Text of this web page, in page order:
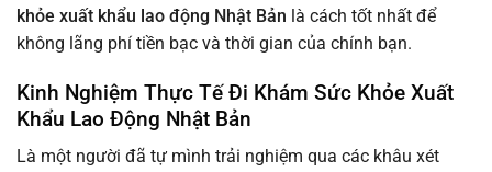
khỏe xuất khẩu lao động Nhật Bản là cách tốt nhất để
không lãng phí tiền bạc và thời gian của chính bạn.
Kinh Nghiệm Thực Tế Đi Khám Sức Khỏe Xuất
Khẩu Lao Động Nhật Bản
Là một người đã tự mình trải nghiệm qua các khâu xét